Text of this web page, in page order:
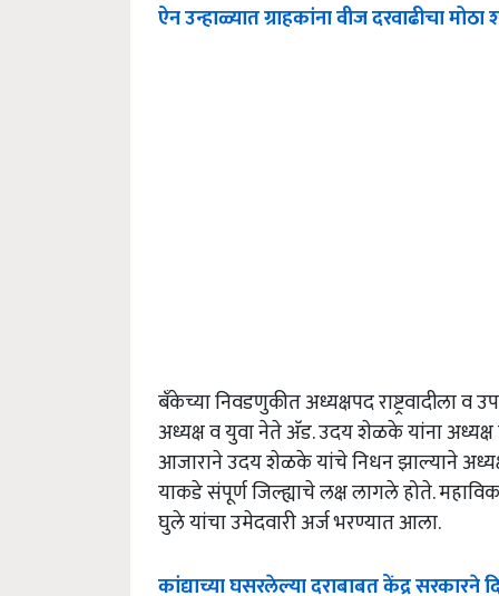
ऐन उन्हाळ्यात ग्राहकांना वीज दरवाढीचा
बँकेच्या निवडणुकीत अध्यक्षपद राष्ट्रवादीला व
अध्यक्ष व युवा नेते अ‍ॅड. उदय शेळके यांना अध्यक्ष
आजाराने उदय शेळके यांचे निधन झाल्याने
याकडे संपूर्ण जिल्ह्याचे लक्ष लागले होते.
घुले यांचा उमेदवारी अर्ज भरण्यात आला.
कांद्याच्या घसरलेल्या दराबाबत केंद्र सरकारने